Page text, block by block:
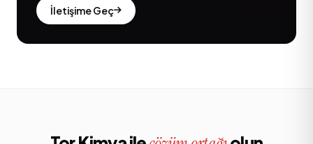
İletişime Geç